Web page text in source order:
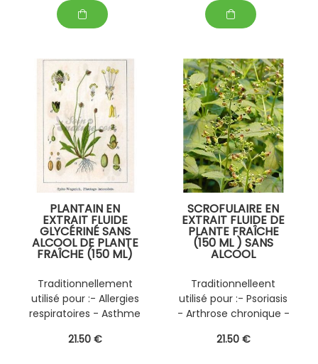
l'âge .
PLANTAIN EN
EXTRAIT FLUIDE
GLYCÉRINÉ SANS
ALCOOL DE PLANTE
FRAÎCHE (150 ML)
PERSONNALISABLE
AVEC D' AUTRES
PLANTES FRAÎCHES
(EPS)
Traditionnellement
utilisé pour :- Allergies
respiratoires - Asthme
sèche - Toux
21.50 €
SCROFULAIRE EN
EXTRAIT FLUIDE DE
PLANTE FRAÎCHE
(150 ML ) SANS
ALCOOL
AVEC D' AUTRES
PLANTES FRAÎCHES
(EPS)
Traditionnelleent
utilisé pour :- Psoriasis
- Arthrose chronique -
articulaires
21.50 €